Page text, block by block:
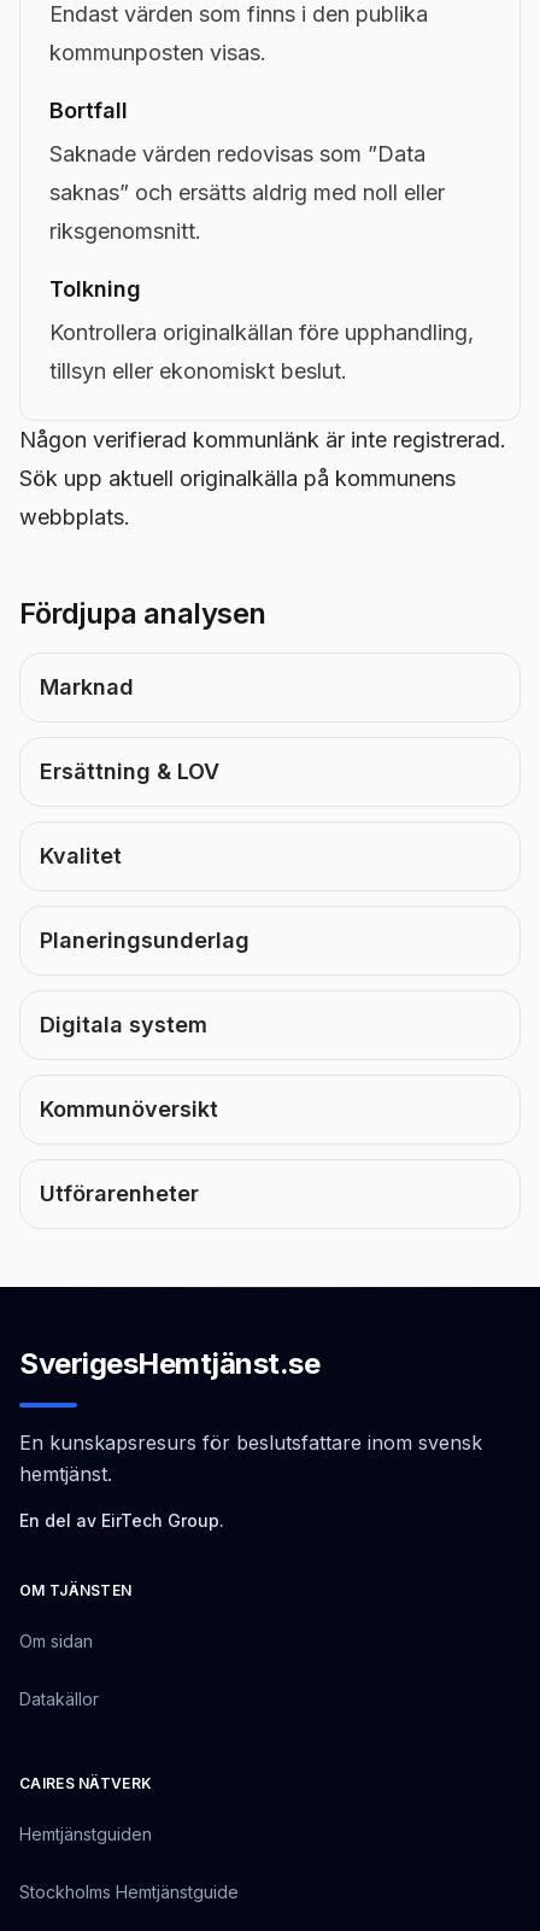
Endast värden som finns i den publika
kommunposten visas.
Bortfall
Saknade värden redovisas som ”Data
saknas” och ersätts aldrig med noll eller
riksgenomsnitt.
Tolkning
Kontrollera originalkällan före upphandling,
tillsyn eller ekonomiskt beslut.
Någon verifierad kommunlänk är inte registrerad.
Sök upp aktuell originalkälla på kommunens
webbplats.
Fördjupa analysen
Marknad
Ersättning & LOV
Kvalitet
Planeringsunderlag
Digitala system
Kommunöversikt
Utförarenheter
SverigesHemtjänst.se
En kunskapsresurs för beslutsfattare inom svensk
hemtjänst.
En del av EirTech Group.
OM TJÄNSTEN
Om sidan
Datakällor
CAIRES NÄTVERK
Hemtjänstguiden
Stockholms Hemtjänstguide